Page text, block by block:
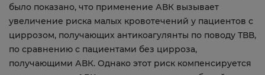
было показано, что применение АВК вызывает
увеличение риска малых кровотечений у пациентов с
циррозом, получающих антикоагулянты по поводу ТВВ,
по сравнению с пациентами без цирроза,
получающими АВК. Однако этот риск компенсируется